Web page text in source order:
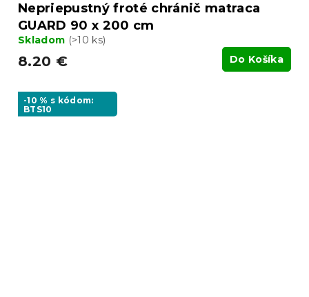
Nepriepustný froté chránič matraca
GUARD 90 x 200 cm
Skladom (>10 ks)
8.20 € Do Košíka
-10 % s kódom:
BTS10